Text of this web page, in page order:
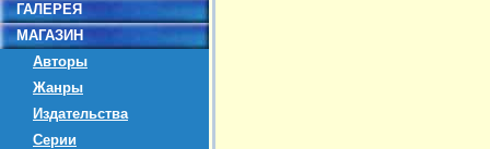
ГАЛЕРЕЯ
МАГАЗИН
Авторы
Жанры
Издательства
Серии